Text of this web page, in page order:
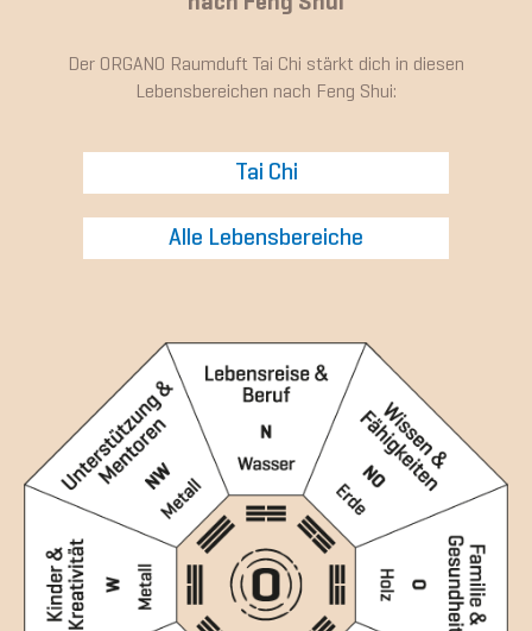
Der ORGANO Raumduft Tai Chi stärkt dich in diesen
Lebensbereichen nach Feng Shui:
Tai Chi
Alle Lebensbereiche